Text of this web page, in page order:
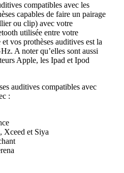
compatibles avec les
capables de faire un pairage
ou clip) avec votre
utilisée entre votre
vos prothèses auditives est la
A noter qu’elles sont aussi
Apple, les Ipad et Ipod
auditives compatibles avec
:
Xceed et Siya